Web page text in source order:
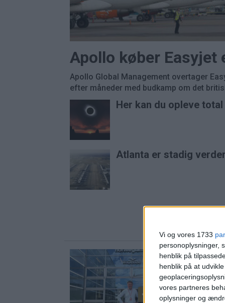
Vi og vores 1733
personoplysninger,
henblik på
henblik på at
vores partneres
oplysninger og
Apollo køber Easyjet
Apollo Global Management overtager
efter måneder med budkamp om det
Her kan du opleve
Atlanta er stadig
PREMIUM